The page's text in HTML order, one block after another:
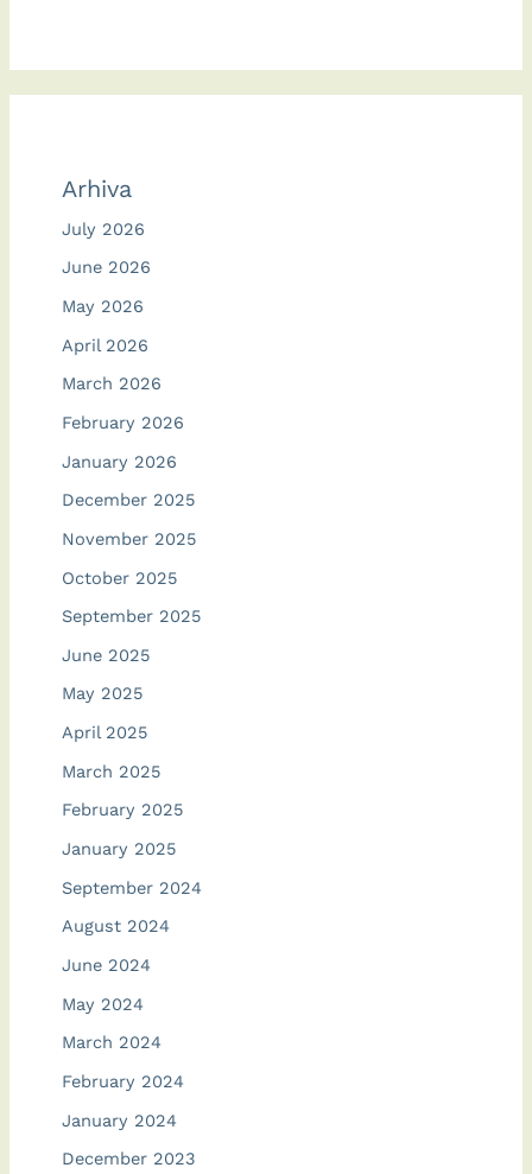
Arhiva
July 2026
June 2026
May 2026
April 2026
March 2026
February 2026
January 2026
December 2025
November 2025
October 2025
September 2025
June 2025
May 2025
April 2025
March 2025
February 2025
January 2025
September 2024
August 2024
June 2024
May 2024
March 2024
February 2024
January 2024
December 2023